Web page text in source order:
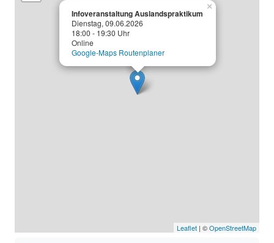
Infoveranstaltung Auslandspraktikum
Dienstag, 09.06.2026
18:00 - 19:30 Uhr
Online
Google-Maps Routenplaner
×
Leaflet | ©OpenStreetMap